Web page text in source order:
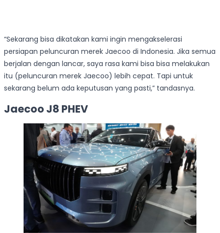
“Sekarang bisa dikatakan kami ingin mengakselerasi
persiapan peluncuran merek Jaecoo di Indonesia. Jika semua
berjalan dengan lancar, saya rasa kami bisa bisa melakukan
itu (peluncuran merek Jaecoo) lebih cepat. Tapi untuk
sekarang belum ada keputusan yang pasti,” tandasnya.
Jaecoo J8 PHEV